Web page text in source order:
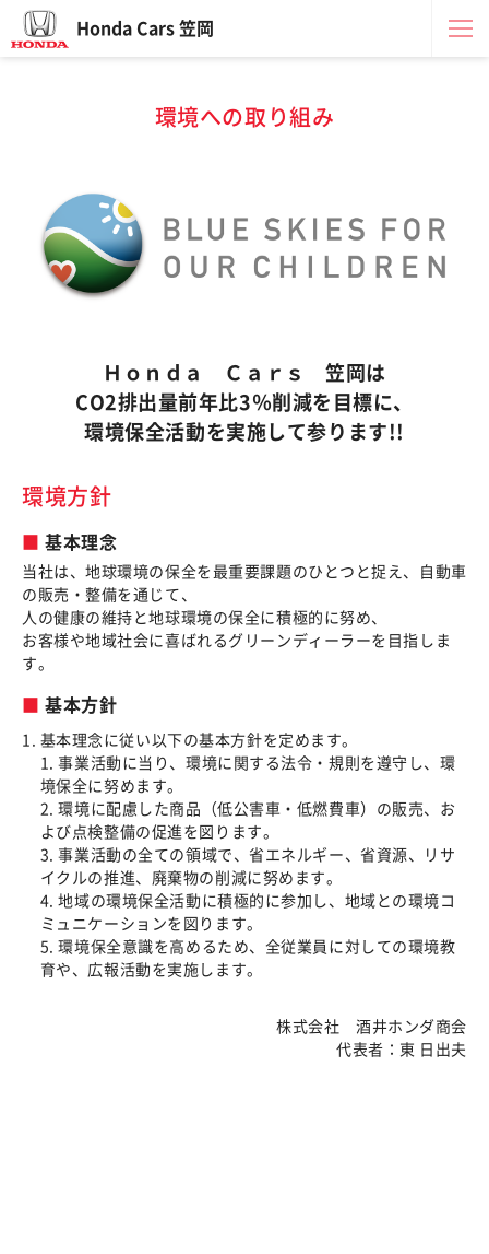
Honda Cars 笠岡
環境への取り組み
Ｈｏｎｄａ Ｃａｒｓ 笠岡は
CO2排出量前年比3％削減を目標に、
環境保全活動を実施して参ります!!
環境方針
基本理念
当社は、地球環境の保全を最重要課題のひとつと捉え、自動車
の販売・整備を通じて、
人の健康の維持と地球環境の保全に積極的に努め、
お客様や地域社会に喜ばれるグリーンディーラーを目指しま
す。
基本方針
基本理念に従い以下の基本方針を定めます。
1. 事業活動に当り、環境に関する法令・規則を遵守し、環
境保全に努めます。
2. 環境に配慮した商品（低公害車・低燃費車）の販売、お
よび点検整備の促進を図ります。
3. 事業活動の全ての領域で、省エネルギー、省資源、リサ
イクルの推進、廃棄物の削減に努めます。
4. 地域の環境保全活動に積極的に参加し、地域との環境コ
ミュニケーションを図ります。
5. 環境保全意識を高めるため、全従業員に対しての環境教
育や、広報活動を実施します。
株式会社 酒井ホンダ商会
代表者：東 日出夫